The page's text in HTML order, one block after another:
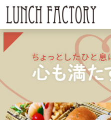
ログイン / 会員登録
お気に入り す
ランチBOXタ
こだ
親カテゴリ
子カテゴリ